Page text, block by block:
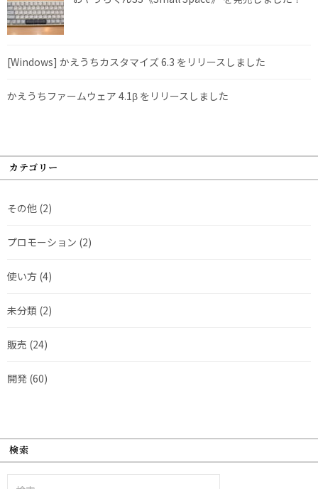
[Windows] かえうちカスタマイズ 6.3 をリリースしました
かえうちファームウェア 4.1β をリリースしました
カテゴリー
その他 (2)
プロモーション (2)
使い方 (4)
未分類 (2)
販売 (24)
開発 (60)
検索